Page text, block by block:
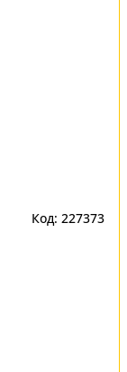
Код: 227373